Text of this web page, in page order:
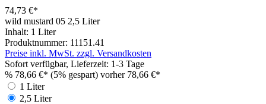
74,73 €*
wild mustard 05 2,5 Liter
Inhalt: 1 Liter
Produktnummer: 11151.41
Preise inkl. MwSt. zzgl. Versandkosten
Sofort verfügbar, Lieferzeit: 1-3 Tage
% 78,66 €* (5% gespart) vorher 78,66 €*
1 Liter
2,5 Liter